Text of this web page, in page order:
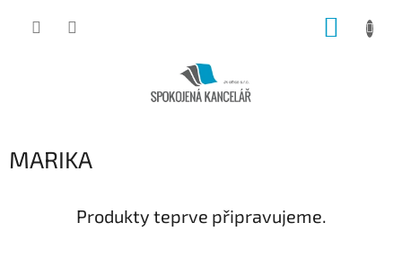
MARIKA
Produkty teprve připravujeme.